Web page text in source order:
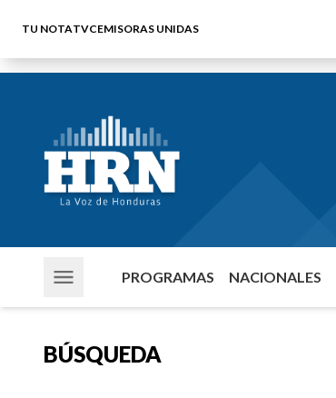
TU NOTATVCEMISORAS UNIDAS
PROGRAMAS NACIONALES
BÚSQUEDA